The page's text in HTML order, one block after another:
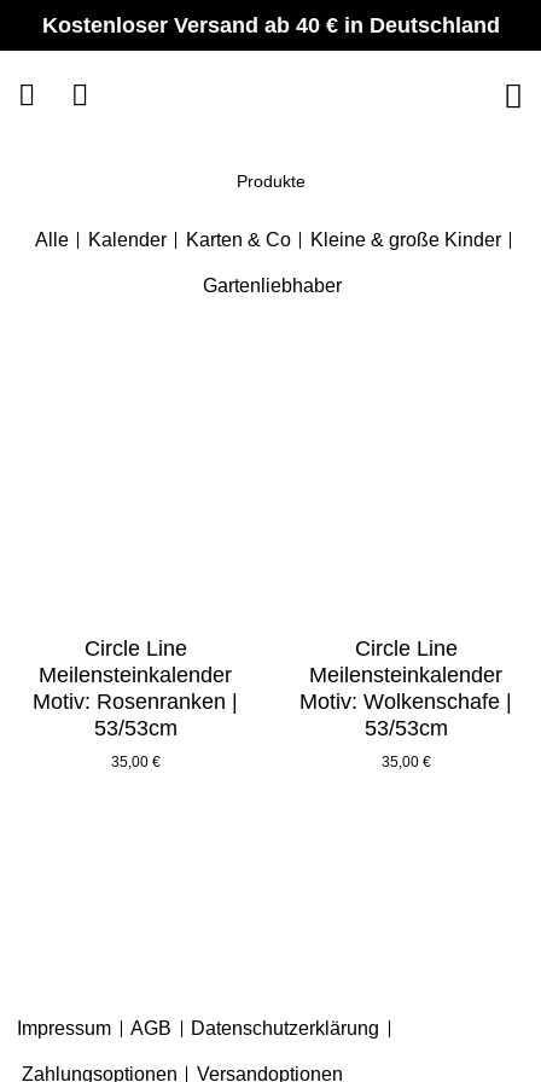
Inhalt
Kostenloser Versand ab 40 € in Deutschland
Produkte
Alle Kalender Karten & Co Kleine & große Kinder
Gartenliebhaber
Circle Line
Meilensteinkalender
Motiv: Rosenranken |
53/53cm
35,00 €
Circle Line
Meilensteinkalender
Motiv: Wolkenschafe |
53/53cm
35,00 €
Impressum AGB Datenschutzerklärung
Zahlungsoptionen Versandoptionen